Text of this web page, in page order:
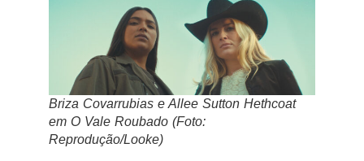
Briza Covarrubias e Allee Sutton Hethcoat
em O Vale Roubado (Foto:
Reprodução/Looke)